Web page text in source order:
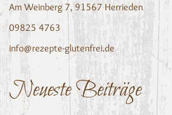
Am Weinberg 7, 91567 Herrieden
09825 4763
info@rezepte-glutenfrei.de
Neueste Beiträge